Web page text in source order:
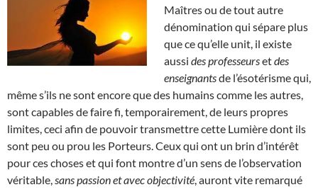
Maîtres ou de tout autre
dénomination qui sépare plus
que ce qu’elle unit, il existe
aussi des professeursetdes
enseignantsde l’ésotérisme qui,
même s’ils ne sont encore que des humains comme les autres,
sont capables de faire fi, temporairement, de leurs propres
limites, ceci afin de pouvoir transmettre cette Lumière dont ils
sont peu ou prou les Porteurs. Ceux qui ont un brin d’intérêt
pour ces choses et qui font montre d’un sens de l’observation
véritable, sans passion et avec objectivité , auront vite remarqué